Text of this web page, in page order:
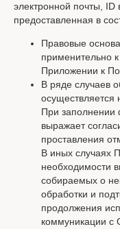
электронной почты,
предоставленная в
Правовые
применительно
Приложении к
В ряде случаев
осуществляется
При заполнении
выражает
проставления
В иных случаях
необходимости
собираемых о
обработки и
продолжения
коммуникации с